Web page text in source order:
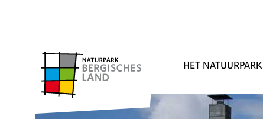
HET NATUURPARK